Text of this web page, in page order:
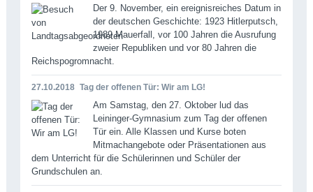
Der 9. November, ein ereignisreiches Datum in
der deutschen Geschichte: 1923 Hitler­putsch,
1989 Mauerfall, vor 100 Jahren die Ausrufung
zweier Republiken und vor 80 Jah­ren die
Reichspogromnacht.
27.10.2018 Tag der offenen Tür: Wir am LG!
Am Samstag, den 27. Oktober lud das
Leininger-Gymnasium zum Tag der offenen
Tür ein. Alle Klassen und Kurse boten
Mitmachangebote oder Präsentationen aus
dem Unterricht für die Schülerinnen und Schüler der
Grundschulen an.